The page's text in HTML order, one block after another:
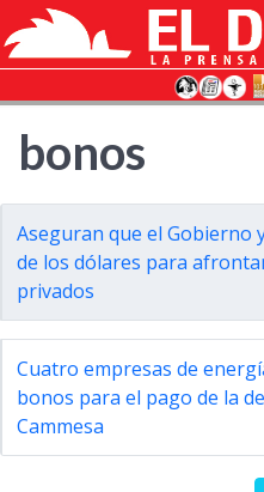
bonos
Aseguran que el Gobierno
de los dólares para
privados
Cuatro empresas de
bonos para el pago de la
Cammesa